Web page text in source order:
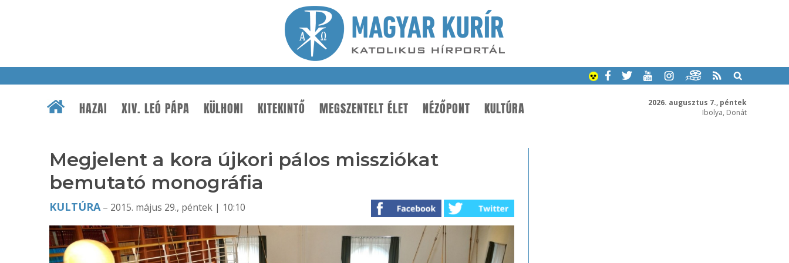
2026. augusztus 7., péntek
Ibolya, Donát
HAZAI XIV. LEÓ PÁPA KÜLHONI KITEKINTŐ MEGSZENTELT ÉLET NÉZŐPONT KULTÚRA
Megjelent a kora újkori pálos missziókat
bemutató monográfia
KULTÚRA– 2015. május 29., péntek | 10:10